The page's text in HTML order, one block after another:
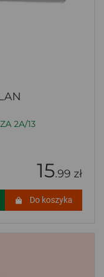
2A/13
15.99 zł
Do koszyka